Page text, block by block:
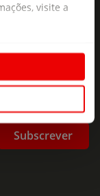
visite a
Subscrever